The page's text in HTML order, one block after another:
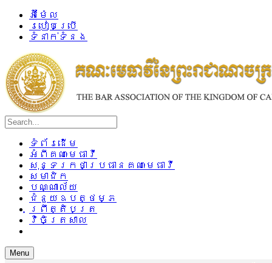
អ៊ីម៉ែល
របៀបប្រើ
ទំនាក់ទំនង
ទំព័រដើម
អំពីគណៈមេធាវី
សុន្ទរកថាប្រធានគណៈមេធាវី
សមាជិក
បណ្ណាល័យ
ជំនួយឧបត្ថម្ភ
ព្រឹត្តិបត្រ
វិចិត្រសាល
Menu